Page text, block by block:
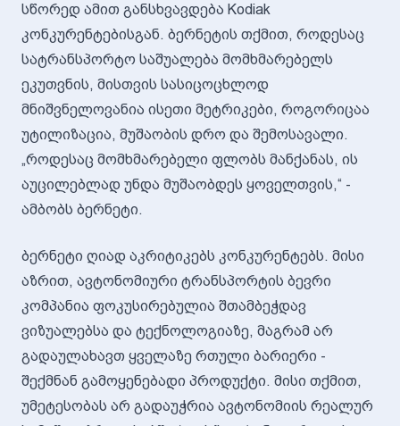
სწორედ ამით განსხვავდება Kodiak
კონკურენტებისგან. ბერნეტის თქმით, როდესაც
სატრანსპორტო საშუალება მომხმარებელს
ეკუთვნის, მისთვის სასიცოცხლოდ
მნიშვნელოვანია ისეთი მეტრიკები, როგორიცაა
უტილიზაცია, მუშაობის დრო და შემოსავალი.
„როდესაც მომხმარებელი ფლობს მანქანას, ის
აუცილებლად უნდა მუშაობდეს ყოველთვის,“ -
ამბობს ბერნეტი.
ბერნეტი ღიად აკრიტიკებს კონკურენტებს. მისი
აზრით, ავტონომიური ტრანსპორტის ბევრი
კომპანია ფოკუსირებულია შთამბეჭდავ
ვიზუალებსა და ტექნოლოგიაზე, მაგრამ არ
გადაულახავთ ყველაზე რთული ბარიერი -
შექმნან გამოყენებადი პროდუქტი. მისი თქმით,
უმეტესობას არ გადაუჭრია ავტონომიის რეალურ